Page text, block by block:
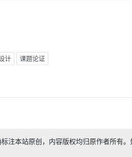
计 课题论证
注本站原创，内容版权均归原作者所有